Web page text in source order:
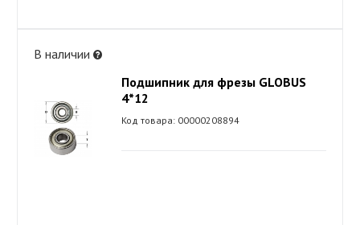
В наличии
Подшипник для фрезы GLOBUS
4*12
Код товара: 00000208894